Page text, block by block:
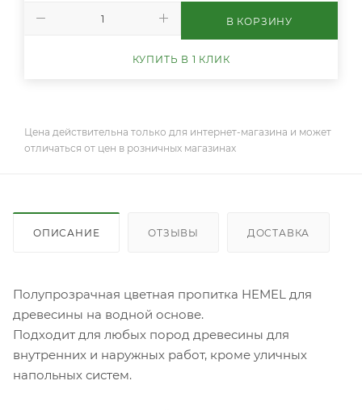
В КОРЗИНУ
КУПИТЬ В 1 КЛИК
Цена действительна только для интернет-магазина и может
отличаться от цен в розничных магазинах
ОПИСАНИЕ ОТЗЫВЫ ДОСТАВКА
Полупрозрачная цветная пропитка HEMEL для
древесины на водной основе.
Подходит для любых пород древесины для
внутренних и наружных работ, кроме уличных
напольных систем.